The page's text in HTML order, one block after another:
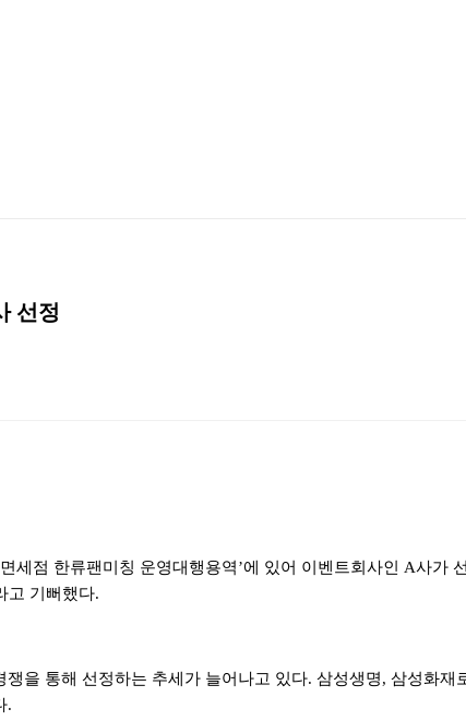
선정
세점 한류팬미칭 운영대행용역’에 있어 이벤트회사인 A사가
고 기뻐했다.
을 통해 선정하는 추세가 늘어나고 있다. 삼성생명, 삼성화재
.